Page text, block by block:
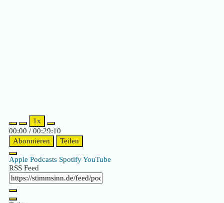
1x
00:00 / 00:29:10
Abonnieren
Teilen
Apple Podcasts SpotifyYouTube
RSS Feed